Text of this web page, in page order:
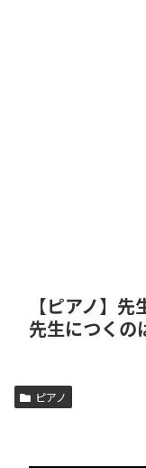
【ピアノ】
先生につくの
ピアノ